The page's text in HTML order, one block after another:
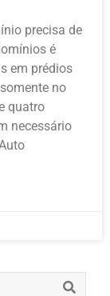
precisa de
é
em prédios
no
quatro
necessário